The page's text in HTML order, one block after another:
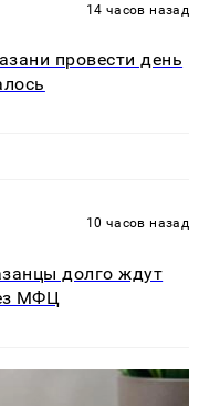
14 часов назад
провести день
10 часов назад
долго ждут
МФЦ